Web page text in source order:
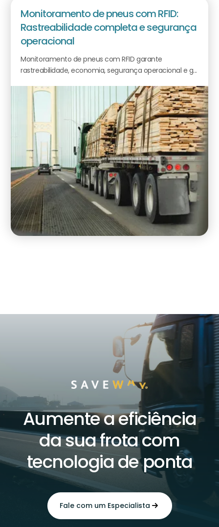
Monitoramento de pneus com RFID:
Rastreabilidade completa e segurança
operacional
Monitoramento de pneus com RFID garante
rastreabilidade, economia, segurança operacional e g...
Aumente a eficiência
da sua frota com
tecnologia de ponta
Fale com um Especialista